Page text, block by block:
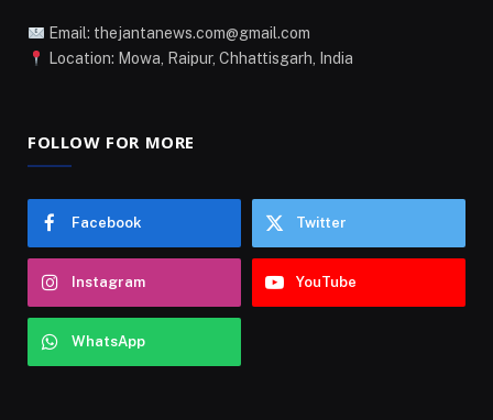
Email: thejantanews.com@gmail.com
Location: Mowa, Raipur, Chhattisgarh, India
FOLLOW FOR MORE
Facebook Twitter
Instagram YouTube
WhatsApp